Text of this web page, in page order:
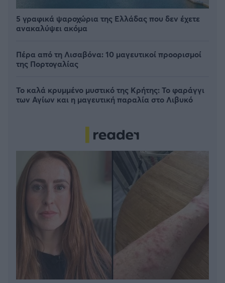
5 γραφικά ψαροχώρια της Ελλάδας που δεν έχετε
ανακαλύψει ακόμα
Πέρα από τη Λισαβόνα: 10 μαγευτικοί προορισμοί
της Πορτογαλίας
Το καλά κρυμμένο μυστικό της Κρήτης: Το φαράγγι
των Αγίων και η μαγευτική παραλία στο Λιβυκό